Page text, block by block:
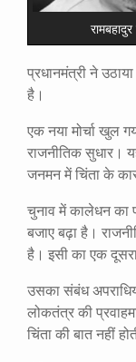
रामबहादुर
प्रधानमंत्री ने
है।
एक नया मोर्चा खुल
राजनीतिक सुधार।
जनमन में चिंता के
चुनाव में कालेधन का
बजाए बढ़ा है।
है। इसी का एक
उसका संबंध
लोकतंत्र की
चिंता की बात नहीं